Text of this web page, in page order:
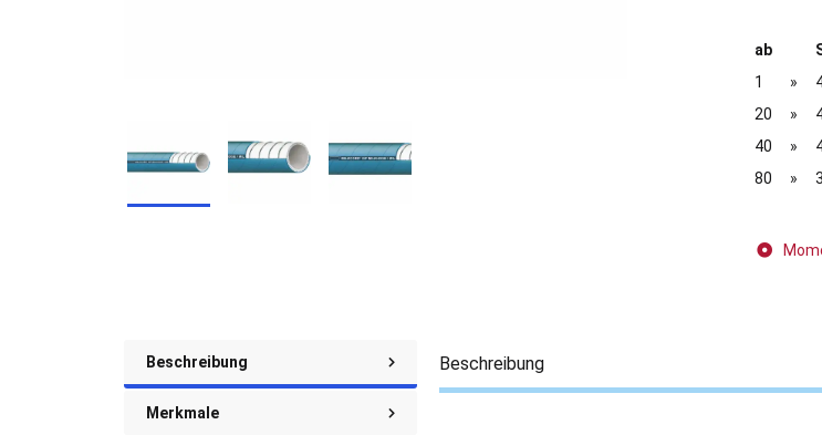
ab
1
»
20
»
40
»
80
»
Beschreibung
Merkmale
Beschreibung